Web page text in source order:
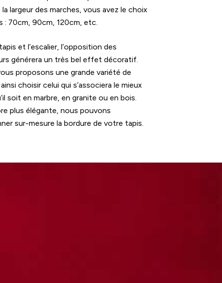
largeur des marches, vous avez le choix
: 70cm, 90cm, 120cm, etc.
et l’escalier, l’opposition des
générera un très bel effet décoratif.
proposons une grande variété de
choisir celui qui s’associera le mieux
soit en marbre, en granite ou en bois.
plus élégante, nous pouvons
sur-mesure la bordure de votre tapis.